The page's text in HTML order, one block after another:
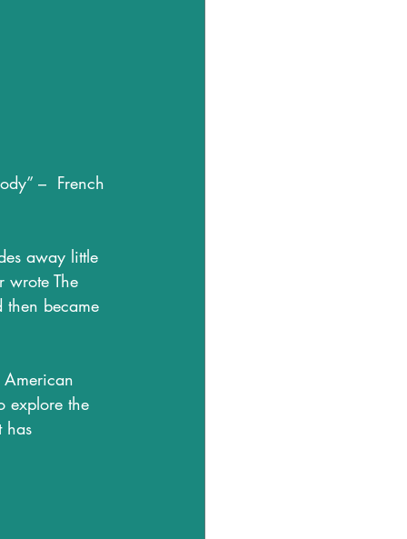
–  French
away little
wrote The
then became
explore the
has